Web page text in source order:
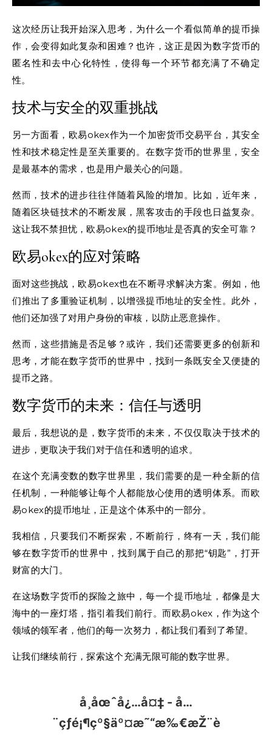
这次经历让我开始深入思考，为什么一个看似简单的提币操
作，会变得如此复杂和困难？也许，这正是因为数字货币的
匿名性和去中心化特性，使得每一个环节都充满了不确定
性。
技术与安全的双重挑战
另一方面看，欧易okex作为一个加密货币交易平台，其安全
性和技术稳定性是至关重要的。在数字货币的世界里，安全
是最基本的需求，也是用户最关心的问题。
然而，技术的进步往往伴随着风险的增加。比如，近年来，
随着区块链技术的不断发展，黑客攻击的手段也日益复杂。
这让我不禁担忧，欧易okex的提币地址是否真的安全可靠？
欧易okex的应对策略
面对这些挑战，欧易okex也在不断寻求解决方案。例如，他
们推出了多重验证机制，以增强提币地址的安全性。此外，
他们还加强了对用户身份的审核，以防止恶意操作。
然而，这些措施是否足够？或许，我们还需要更多的创新和
思考，才能在数字货币的世界中，找到一条既安全又便捷的
提币之路。
数字货币的未来：信任与透明
最后，我想说的是，数字货币的未来，不仅仅取决于技术的
进步，更取决于我们对于信任和透明的追求。
在这个充满变数的数字世界里，我们需要的是一种全新的信
任机制，一种能够让每个人都能放心使用的透明体系。而欧
易okex的提币地址，正是这个体系中的一部分。
我相信，只要我们不断探索，不断前行，终有一天，我们能
够在数字货币的世界中，找到属于自己的那把“钥匙”，打开
财富的大门。
在这场数字货币的探险之旅中，每一个提币地址，都像是大
海中的一座灯塔，指引着我们前行。而欧易okex，作为这个
领域的领军者，他们的每一次努力，都让我们看到了希望。
让我们继续前行，探索这个充满无限可能的数字世界。